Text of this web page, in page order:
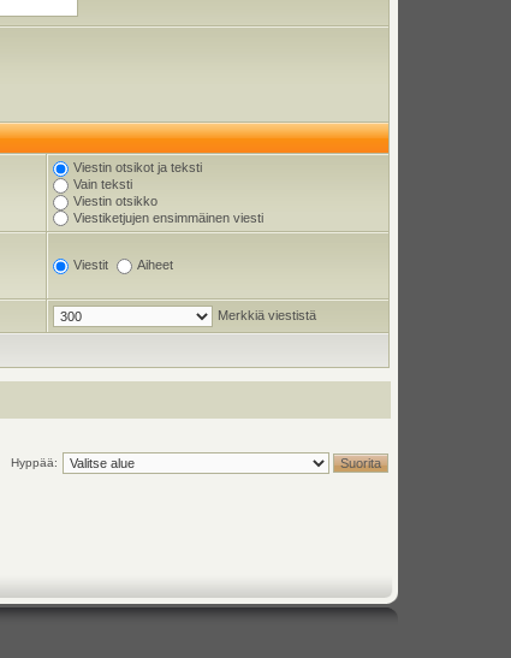
Viestin otsikot ja teksti
Vain teksti
Viestin otsikko
Viestiketjujen ensimmäinen viesti
Viestit Aiheet
Merkkiä viestistä
Hyppää: